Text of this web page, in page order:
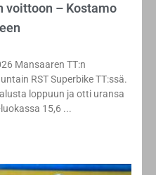
voittoon – Kostamo
Mansaaren TT:n
RST Superbike TT:ssä.
loppuun ja otti uransa
15,6